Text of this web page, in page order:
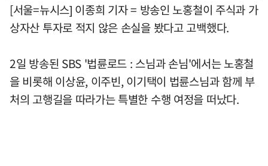
[서울=뉴시스] 이종희 기자 = 방송인 노홍철이 주식과 가
상자산 투자로 적지 않은 손실을 봤다고 고백했다.
2일 방송된 SBS '법륜로드 : 스님과 손님'에서는 노홍철
을 비롯해 이상윤, 이주빈, 이기택이 법륜스님과 함께 부
처의 고행길을 따라가는 특별한 수행 여정을 떠났다.